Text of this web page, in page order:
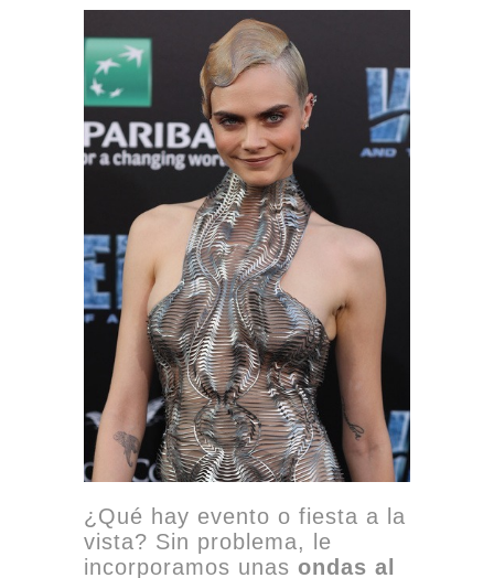
¿Qué hay evento o fiesta a la
vista? Sin problema, le
incorporamos unas ondas al